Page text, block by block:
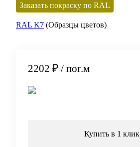
Заказать покраску по RAL
RAL K7 (Образцы цветов)
2202 ₽ / пог.м
Купить в 1 клик